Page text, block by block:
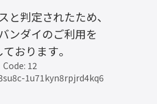
と判定されたため、
ンダイのご利用を
おります。
Code: 12
1u71kyn8rpjrd4kq6